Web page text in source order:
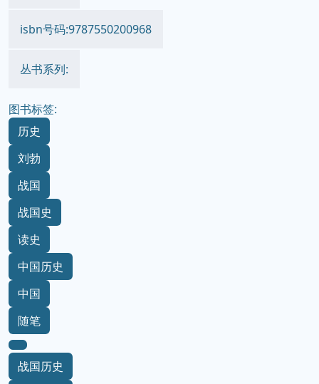
isbn号码:9787550200968
丛书系列:
图书标签:
历史
刘勃
战国
战国史
读史
中国历史
中国
随笔
战国历史